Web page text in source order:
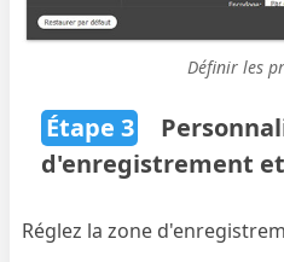
Définir les
Étape 3
d'enregistrement
Réglez la zone